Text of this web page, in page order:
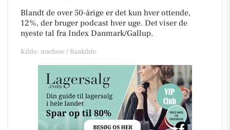
Blandt de over 50-årige er det kun hver ottende,
12%, der bruger podcast hver uge. Det viser de
nyeste tal fra Index Danmark/Gallup.
Kilde: noehow / Raakilde